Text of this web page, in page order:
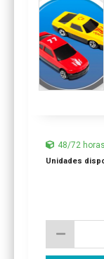
48/72 horas
Unidades